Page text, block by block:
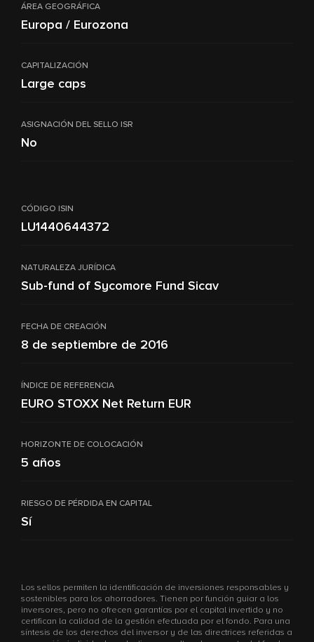
ÁREA GEOGRÁFICA
Europa / Eurozona
CAPITALIZACIÓN
Large caps
ASIGNACIÓN DEL SELLO ISR
No
CÓDIGO ISIN
LU1440644372
NATURALEZA JURÍDICA
Sub-fund of Sycomore Fund Sicav
FECHA DE CREACIÓN
8 de septiembre de 2016
ÍNDICE DE REFERENCIA
EURO STOXX Net Return EUR
HORIZONTE DE COLOCACIÓN
5 años
RIESGO DE PÉRDIDA EN CAPITAL
Sí
Los sellos permiten la identificación de inversiones responsables y
sostenibles para los ahorradores. Tienen por función guiar a los
inversores, pero no ofrecen garantías por el capital invertido y no
certifican la calidad de la gestión efectuada por el fondo. Para una
síntesis de los derechos del inversor y de las directrices referidas a